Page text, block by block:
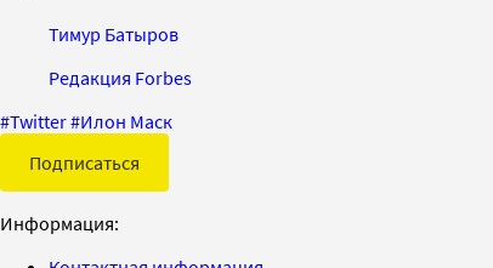
Тимур Батыров
Редакция Forbes
#Twitter#Илон Маск
Подписаться
Информация: